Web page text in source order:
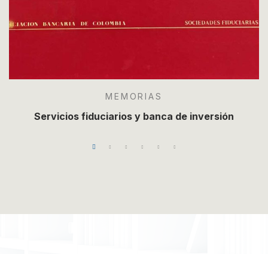
MEMORIAS
Servicios fiduciarios y banca de inversión